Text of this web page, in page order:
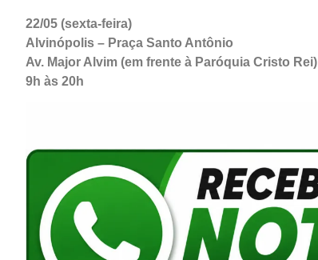
22/05 (sexta-feira)
Alvinópolis – Praça Santo Antônio
Av. Major Alvim (em frente à Paróquia Cristo Rei)
9h às 20h